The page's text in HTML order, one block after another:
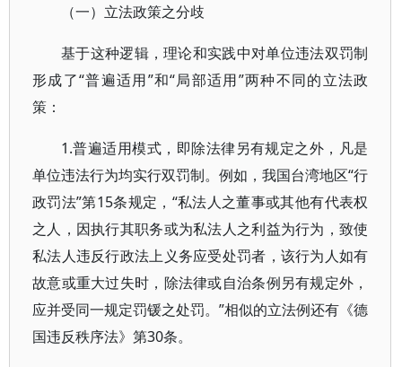
（一）立法政策之分歧
基于这种逻辑，理论和实践中对单位违法双罚制
形成了“普遍适用”和“局部适用”两种不同的立法政
策：
1.普遍适用模式，即除法律另有规定之外，凡是
单位违法行为均实行双罚制。例如，我国台湾地区“行
政罚法”第15条规定，“私法人之董事或其他有代表权
之人，因执行其职务或为私法人之利益为行为，致使
私法人违反行政法上义务应受处罚者，该行为人如有
故意或重大过失时，除法律或自治条例另有规定外，
应并受同一规定罚锾之处罚。”相似的立法例还有《德
国违反秩序法》第30条。